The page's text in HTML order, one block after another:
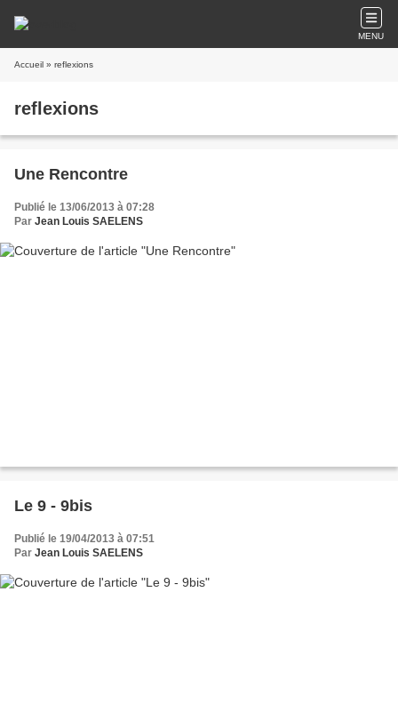
MENU
Accueil » reflexions
reflexions
Une Rencontre
Publié le 13/06/2013 à 07:28
Par Jean Louis SAELENS
Le 9 - 9bis
Publié le 19/04/2013 à 07:51
Par Jean Louis SAELENS